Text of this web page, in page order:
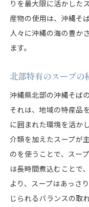
そばを通じ
沖縄そばの
琉球王国時
中国の影響
地域ごとに
歴史的背景
現代に受け
観光客を魅了す
旅先で体験
りを最大限に活かした
産物の使用は、沖縄そ
人々に沖縄の海の豊か
ます。
北部特有のスープの
沖縄県北部の沖縄そば
それは、地域の特産品
に囲まれた環境を活か
介類を加えたスープが
のを使うことで、スー
は長時間煮込むことで
より、スープはあっさ
じられるバランスの取